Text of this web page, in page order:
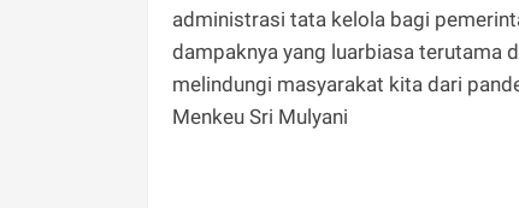
administrasi tata kelola bagi
dampaknya yang luarbiasa terutama
melindungi masyarakat kita dari
Menkeu Sri Mulyani